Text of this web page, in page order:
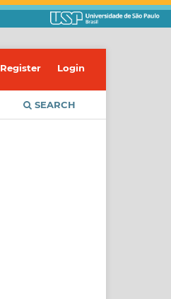
SEARCH
Register Login